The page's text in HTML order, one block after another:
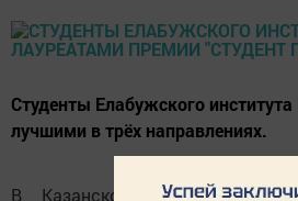
Студенты Елабужского
лучшими в трёх направлениях.
В Казанском федеральном